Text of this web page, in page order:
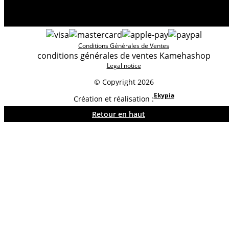
© Copyright 2026
Conditions Générales de Ventes
conditions générales de ventes Kamehashop
Legal notice
Création et réalisation :Ekypia
Retour en haut